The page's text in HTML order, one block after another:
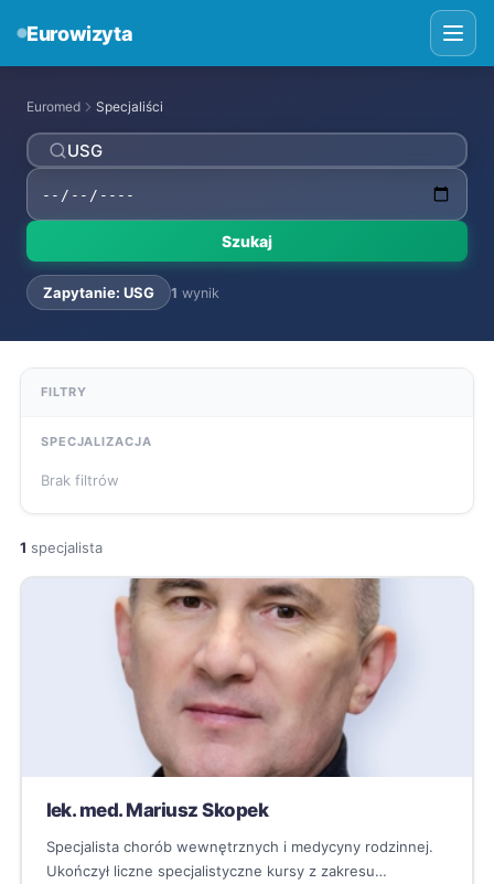
Eurowizyta
Euromed Specjaliści
Szukaj
Zapytanie: USG 1 wynik
FILTRY
SPECJALIZACJA
Brak filtrów
1 specjalista
lek. med. Mariusz Skopek
Specjalista chorób wewnętrznych i medycyny rodzinnej.
Ukończył liczne specjalistyczne kursy z zakresu